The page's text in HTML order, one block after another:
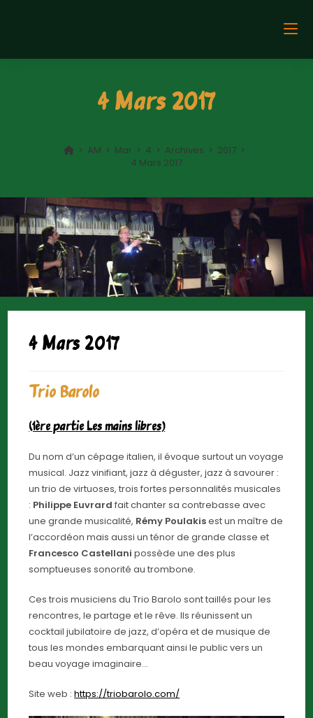
4 Mars 2017
> AM > Mar > 4 > Archives > 2017 >
4 Mars 2017
4 Mars 2017
Trio Barolo
(1ère partie Les mains libres)
Du nom d’un cépage italien, il évoque surtout un voyage
musical. Jazz vinifiant, jazz à déguster, jazz à savourer :
un trio de virtuoses, trois fortes personnalités musicales
: Philippe Euvrard fait chanter sa contrebasse avec
une grande musicalité, Rémy Poulakisest un maître de
l’accordéon mais aussi un ténor de grande classe et
Francesco Castellani possède une des plus
somptueuses sonorité au trombone.
Ces trois musiciens du Trio Barolo sont taillés pour les
rencontres, le partage et le rêve. Ils réunissent un
cocktail jubilatoire de jazz, d’opéra et de musique de
tous les mondes embarquant ainsi le public vers un
beau voyage imaginaire…
Site web :https://triobarolo.com/